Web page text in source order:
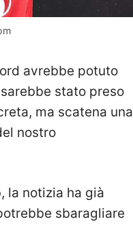
avrebbe potuto
stato preso
ma scatena una
nostro
, la notizia ha già
sbaragliare